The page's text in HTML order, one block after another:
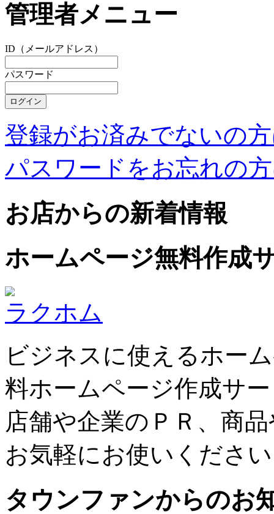
管理者メニュー
ID（メールアドレス）
パスワード
登録がお済みでないの
パスワードをお忘れの
お店からの新着情報
ホームページ無料作成
ラクホム
ビジネスに使えるホー
料ホームページ作成サ
店舗や企業のＰＲ、商
お気軽にお使いくださ
タウンファンからのお